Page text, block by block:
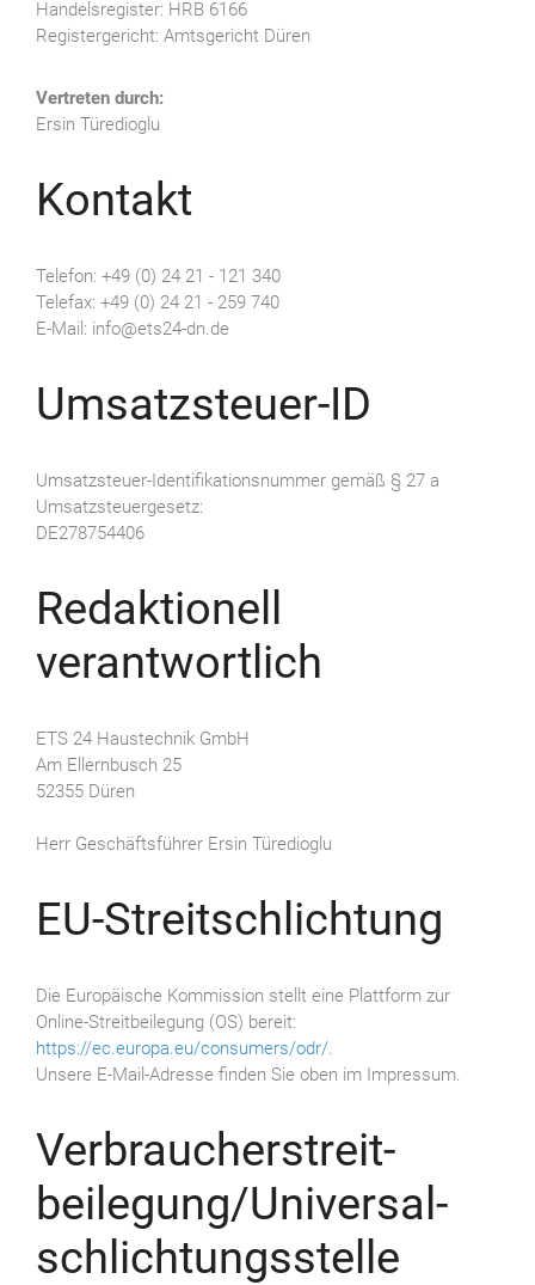
Handelsregister: HRB 6166
Registergericht: Amtsgericht Düren
Vertreten durch:
Ersin Türedioglu
Kontakt
Telefon: +49 (0) 24 21 - 121 340
Telefax: +49 (0) 24 21 - 259 740
E-Mail: info@ets24-dn.de
Umsatzsteuer-ID
Umsatzsteuer-Identifikationsnummer gemäß § 27 a
Umsatzsteuergesetz:
DE278754406
Redaktionell
verantwortlich
ETS 24 Haustechnik GmbH
Am Ellernbusch 25
52355 Düren
Herr Geschäftsführer Ersin Türedioglu
EU-Streitschlichtung
Die Europäische Kommission stellt eine Plattform zur
Online-Streitbeilegung (OS) bereit:
https://ec.europa.eu/consumers/odr/.
Unsere E-Mail-Adresse finden Sie oben im Impressum.
Verbraucher­streit­
beilegung/Universal­
schlichtungs­stelle